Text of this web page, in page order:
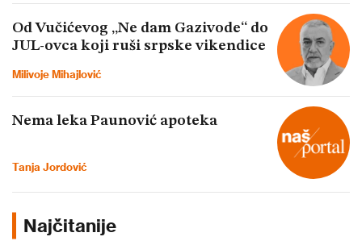
Od Vučićevog „Ne dam Gazivode“ do
JUL-ovca koji ruši srpske vikendice
Milivoje Mihajlović
Nema leka Paunović apoteka
Tanja Jordović
Najčitanije